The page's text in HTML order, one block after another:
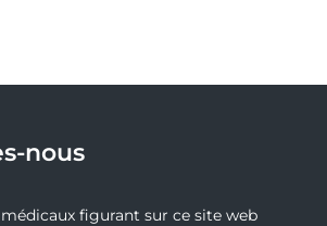
nous
figurant sur ce site web